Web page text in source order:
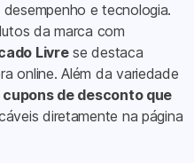
e tecnologia.
da marca com
Livrese destaca
online. Além da variedade
cupons de desconto que
diretamente na página